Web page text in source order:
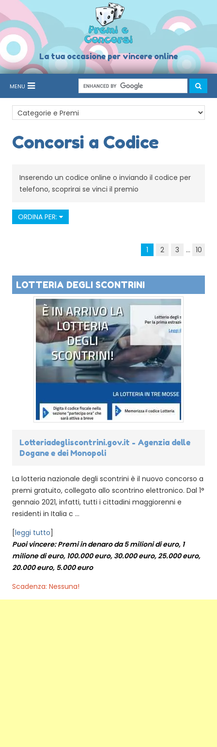
La tua occasione per vincere online
MENU
Concorsi a Codice
Inserendo un codice online o inviando il codice per
telefono, scoprirai se vinci il premio
ORDINA PER:
1 2 3 ... 10
LOTTERIA DEGLI SCONTRINI
Lotteriadegliscontrini.gov.it - Agenzia delle
Dogane e dei Monopoli
La lotteria nazionale degli scontrini è il nuovo concorso a
premi gratuito, collegato allo scontrino elettronico. Dal 1°
gennaio 2021, infatti, tutti i cittadini maggiorenni e
residenti in Italia c ...
[leggi tutto]
Puoi vincere: Premi in denaro da 5 milioni di euro, 1
milione di euro, 100.000 euro, 30.000 euro, 25.000 euro,
20.000 euro, 5.000 euro
Scadenza: Nessuna!